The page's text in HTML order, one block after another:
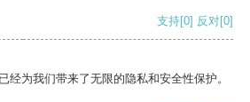
支持[0] 反对[0]
经为我们带来了无限的隐私和安全性保护。